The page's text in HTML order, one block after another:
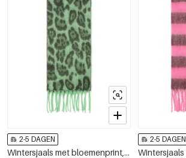
2-5 DAGEN
Wintersjaals met bloemenprint, casual, polyester, dagelijkse accessoires
2-5 DAGEN